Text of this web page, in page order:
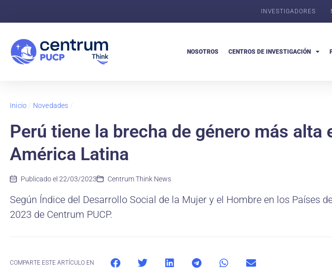
INVESTIGADORES
NOSOTROS CENTROS DE INVESTIGACIÓN
Inicio / Novedades /
Perú tiene la brecha de género más alta
América Latina
Publicado el 22/03/2023 Centrum Think News
Según Índice del Desarrollo Social de la Mujer y el Hombre en los Países
2023 de Centrum PUCP.
COMPARTE ESTE ARTÍCULO EN